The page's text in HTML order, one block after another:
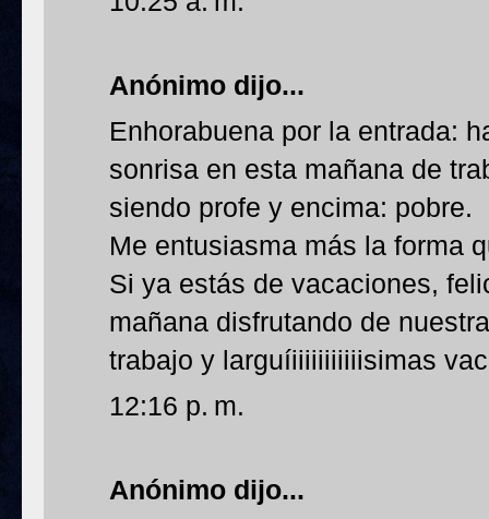
Anónimo dijo...
Enhorabuena por la entrada:
sonrisa en esta mañana de
siendo profe y encima: pobre.
Me entusiasma más la forma
Si ya estás de vacaciones,
mañana disfrutando de
trabajo y larguíiiiiiiiiiiisimas
12:16 p. m.
Anónimo dijo...